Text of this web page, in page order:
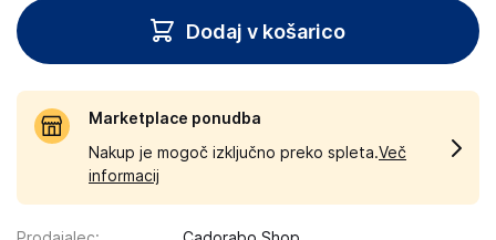
Dodaj v košarico
Marketplace ponudba
Nakup je mogoč izključno preko spleta.Več
informacij